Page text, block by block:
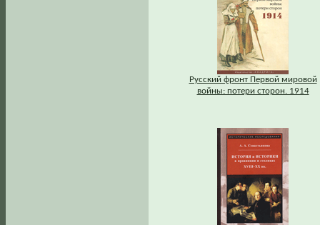
Русский фронт Первой мировой
войны: потери сторон. 1914